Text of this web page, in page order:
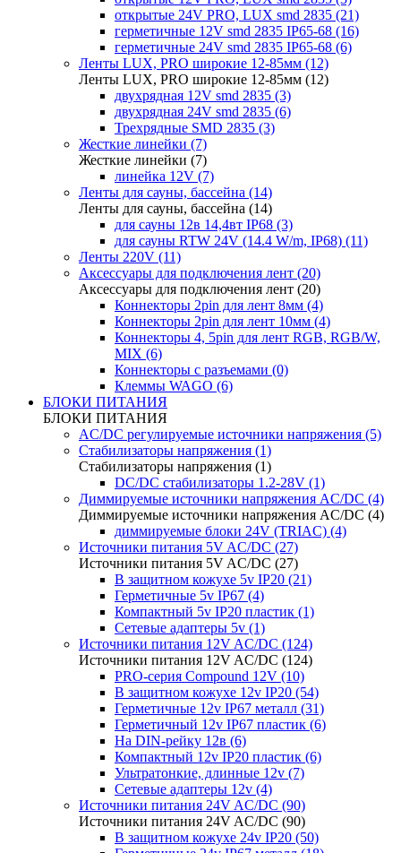
открытые 24V PRO, LUX smd 2835 (21)
герметичные 12V smd 2835 IP65-68 (16)
герметичные 24V smd 2835 IP65-68 (6)
Ленты LUX, PRO широкие 12-85мм (12)
Ленты LUX, PRO широкие 12-85мм (12)
двухрядная 12V smd 2835 (3)
двухрядная 24V smd 2835 (6)
Трехрядные SMD 2835 (3)
Жесткие линейки (7)
Жесткие линейки (7)
линейка 12V (7)
Ленты для сауны, бассейна (14)
Ленты для сауны, бассейна (14)
для сауны 12в 14,4вт IP68 (3)
для сауны RTW 24V (14.4 W/m, IP68) (11)
Ленты 220V (11)
Аксессуары для подключения лент (20)
Аксессуары для подключения лент (20)
Коннекторы 2pin для лент 8мм (4)
Коннекторы 2pin для лент 10мм (4)
Коннекторы 4, 5pin для лент RGB, RGB/W,
MIX (6)
Коннекторы с разъемами (0)
Клеммы WAGO (6)
БЛОКИ ПИТАНИЯ
БЛОКИ ПИТАНИЯ
AC/DC регулируемые источники напряжения (5)
Стабилизаторы напряжения (1)
Стабилизаторы напряжения (1)
DC/DC стабилизаторы 1.2-28V (1)
Диммируемые источники напряжения AC/DC (4)
Диммируемые источники напряжения AC/DC (4)
диммируемые блоки 24V (TRIAC) (4)
Источники питания 5V AC/DC (27)
Источники питания 5V AC/DC (27)
В защитном кожухе 5v IP20 (21)
Герметичные 5v IP67 (4)
Компактный 5v IP20 пластик (1)
Сетевые адаптеры 5v (1)
Источники питания 12V AC/DC (124)
Источники питания 12V AC/DC (124)
PRO-серия Compound 12V (10)
В защитном кожухе 12v IP20 (54)
Герметичные 12v IP67 металл (31)
Герметичный 12v IP67 пластик (6)
На DIN-рейку 12в (6)
Компактный 12v IP20 пластик (6)
Ультратонкие, длинные 12v (7)
Сетевые адаптеры 12v (4)
Источники питания 24V AC/DC (90)
Источники питания 24V AC/DC (90)
В защитном кожухе 24v IP20 (50)